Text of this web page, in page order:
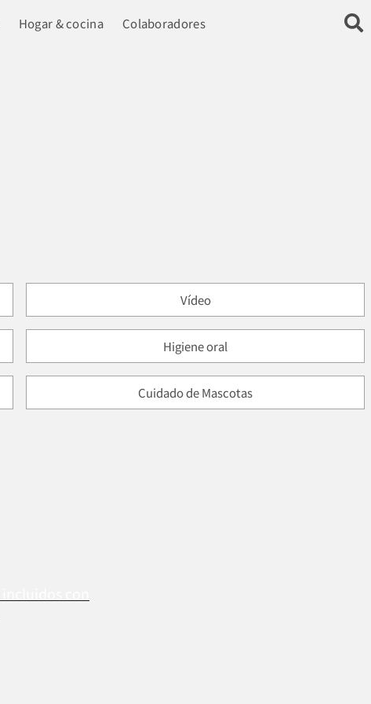
Hogar & cocina Colaboradores
Vídeo
Higiene oral
Cuidado de Mascotas